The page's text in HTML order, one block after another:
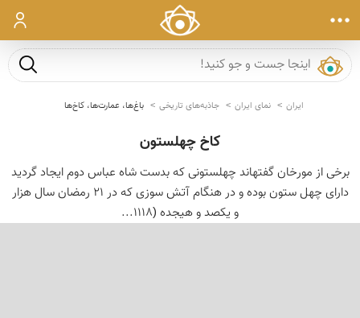
ورود
جست و
ایران نمای ایران جاذبه‌های تاریخی باغ‌ها، عمارت‌ها، کاخ‌ها
کاخ چهلستون
برخى از مورخان گفته‏اند چهلستونى كه بدست شاه عباس دوم ایجاد گردید
داراى چهل ستون بوده و در هنگام آتش سوزى كه در 21 رمضان سال هزار
و یكصد و هیجده (1118...